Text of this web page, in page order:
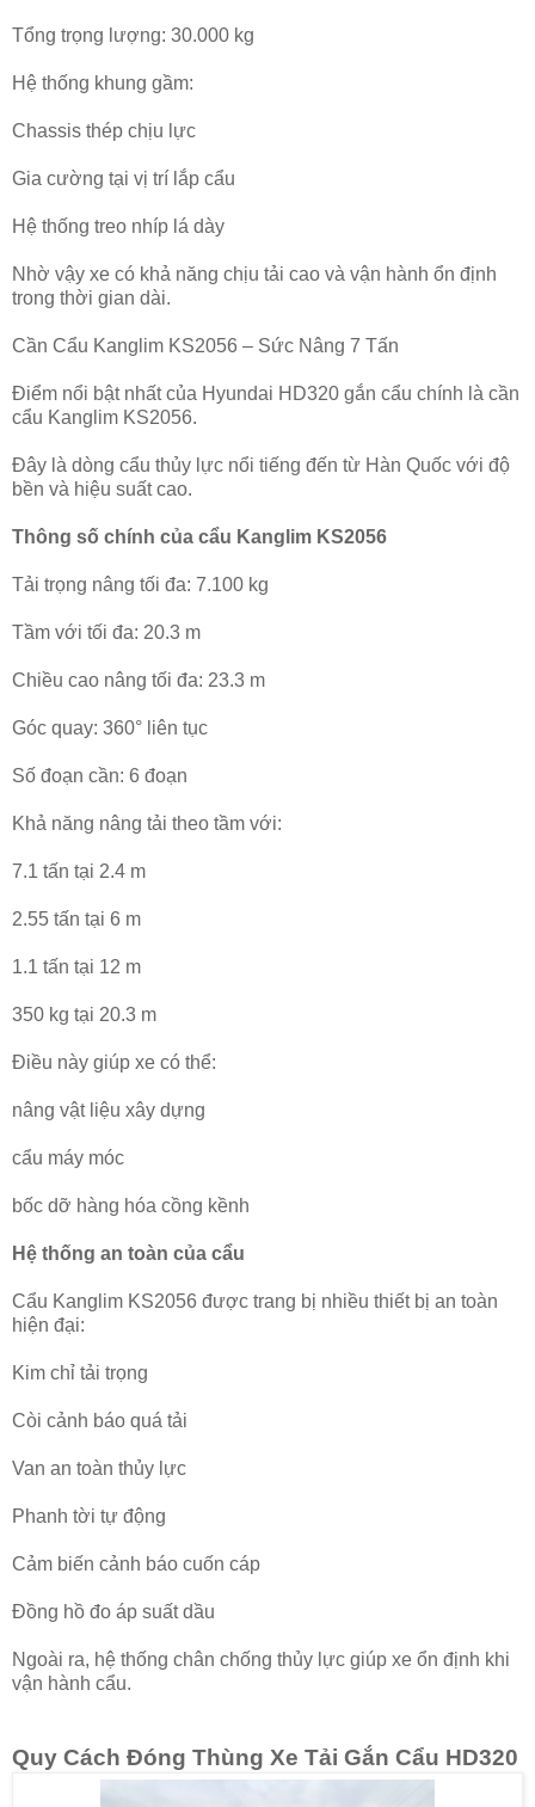
Tổng trọng lượng: 30.000 kg
Hệ thống khung gầm:
Chassis thép chịu lực
Gia cường tại vị trí lắp cẩu
Hệ thống treo nhíp lá dày
Nhờ vậy xe có khả năng chịu tải cao và vận hành ổn định
trong thời gian dài.
Cần Cẩu Kanglim KS2056 – Sức Nâng 7 Tấn
Điểm nổi bật nhất của Hyundai HD320 gắn cẩu chính là cần
cẩu Kanglim KS2056.
Đây là dòng cẩu thủy lực nổi tiếng đến từ Hàn Quốc với độ
bền và hiệu suất cao.
Thông số chính của cẩu Kanglim KS2056
Tải trọng nâng tối đa: 7.100 kg
Tầm với tối đa: 20.3 m
Chiều cao nâng tối đa: 23.3 m
Góc quay: 360° liên tục
Số đoạn cần: 6 đoạn
Khả năng nâng tải theo tầm với:
7.1 tấn tại 2.4 m
2.55 tấn tại 6 m
1.1 tấn tại 12 m
350 kg tại 20.3 m
Điều này giúp xe có thể:
nâng vật liệu xây dựng
cẩu máy móc
bốc dỡ hàng hóa cồng kềnh
Hệ thống an toàn của cẩu
Cẩu Kanglim KS2056 được trang bị nhiều thiết bị an toàn
hiện đại:
Kim chỉ tải trọng
Còi cảnh báo quá tải
Van an toàn thủy lực
Phanh tời tự động
Cảm biến cảnh báo cuốn cáp
Đồng hồ đo áp suất dầu
Ngoài ra, hệ thống chân chống thủy lực giúp xe ổn định khi
vận hành cẩu.
Quy Cách Đóng Thùng Xe Tải Gắn Cẩu HD320